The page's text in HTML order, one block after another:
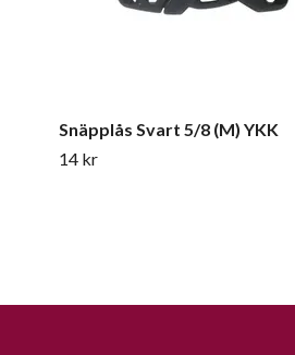
Snäpplås Svart 5/8 (M) YKK
14 kr